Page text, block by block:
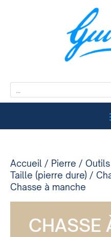
Accueil / Pierre /
Taille (pierre dure) /
Chasse à manche
CHASSE